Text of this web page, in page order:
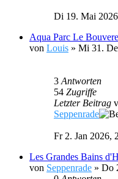
Di 19. Mai
Aqua Parc Le
von Louis » Mi 31.
3 Antworten
54 Zugriffe
Letzter Beitrag
Seppenrade
Fr 2. Jan 2026,
Les Grandes Bains
von Seppenrade » Do